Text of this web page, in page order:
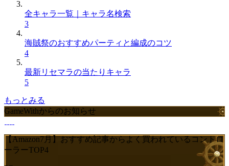
全キャラ一覧｜キャラ名検索
3
海賊祭のおすすめパーティと編成のコツ
4
最新リセマラの当たりキャラ
5
もっとみる
GameWithからのお知らせ
【Amazon7月】おすすめ記事からよく買われているコントロ
ーラーTOP4